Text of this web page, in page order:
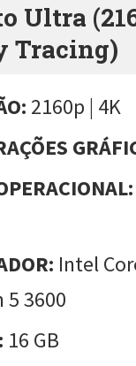
Ultra
Tracing)
2160p | 4K
Intel
5 3600
16 GB